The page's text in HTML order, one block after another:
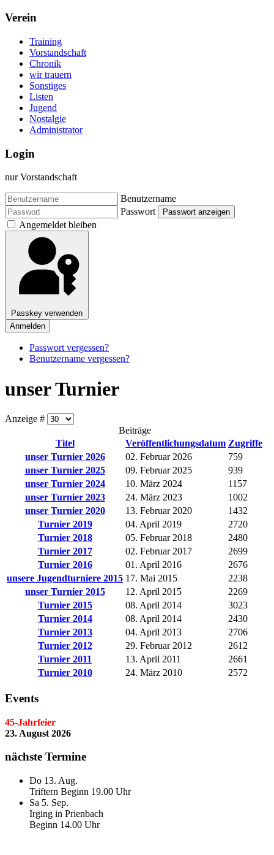
Verein
Training
Vorstandschaft
Chronik
wir trauern
Sonstiges
Listen
Jugend
Nostalgie
Administrator
Login
nur Vorstandschaft
Benutzername
Passwort
Passwort anzeigen
Angemeldet bleiben
Passkey verwenden
Anmelden
Passwort vergessen?
Benutzername vergessen?
unser Turnier
Anzeige #
Beiträge
Titel
Veröffentlichungsdatum Zugriffe
unser Turnier 2026
02. Februar 2026
759
unser Turnier 2025
09. Februar 2025
939
unser Turnier 2024
10. März 2024
1157
unser Turnier 2023
24. März 2023
1002
unser Turnier 2020
13. Februar 2020
1432
Turnier 2019
04. April 2019
2720
Turnier 2018
05. Februar 2018
2480
Turnier 2017
02. Februar 2017
2699
Turnier 2016
01. April 2016
2676
unsere Jugendturniere 2015 17. Mai 2015
2238
unser Turnier 2015
12. April 2015
2269
Turnier 2015
08. April 2014
3023
Turnier 2014
08. April 2014
2430
Turnier 2013
04. April 2013
2706
Turnier 2012
29. Februar 2012
2612
Turnier 2011
13. April 2011
2661
Turnier 2010
24. März 2010 2572
Events
45-Jahrfeier
23. August 2026
nächste Termine
Do 13. Aug.
Triftern Beginn 19.00 Uhr
Sa 5. Sep.
Irging in Prienbach
Beginn 14.00 Uhr